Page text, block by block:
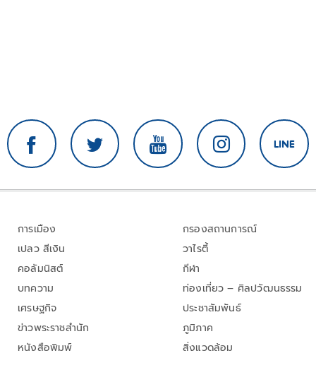
การเมือง
เปลว สีเงิน
คอลัมนิสต์
บทความ
เศรษฐกิจ
ข่าวพระราชสำนัก
หนังสือพิมพ์
กรองสถานการณ์
วาไรตี้
กีฬา
ท่องเที่ยว – ศิลปวัฒนธรรม
ประชาสัมพันธ์
ภูมิภาค
สิ่งแวดล้อม